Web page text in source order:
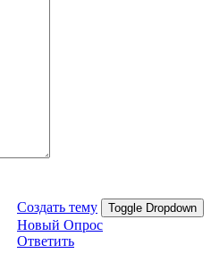
Создать тему Toggle Dropdown
Новый Опрос
Ответить